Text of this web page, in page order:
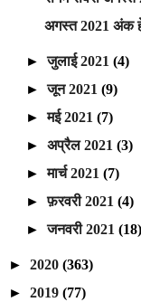
अगस्त 2021 अंक
►जुलाई 2021(4)
►जून 2021(9)
►मई 2021(7)
►अप्रैल 2021(3)
►मार्च 2021(7)
►फ़रवरी 2021(4)
►जनवरी 2021(18)
► 2020 (363)
► 2019 (77)